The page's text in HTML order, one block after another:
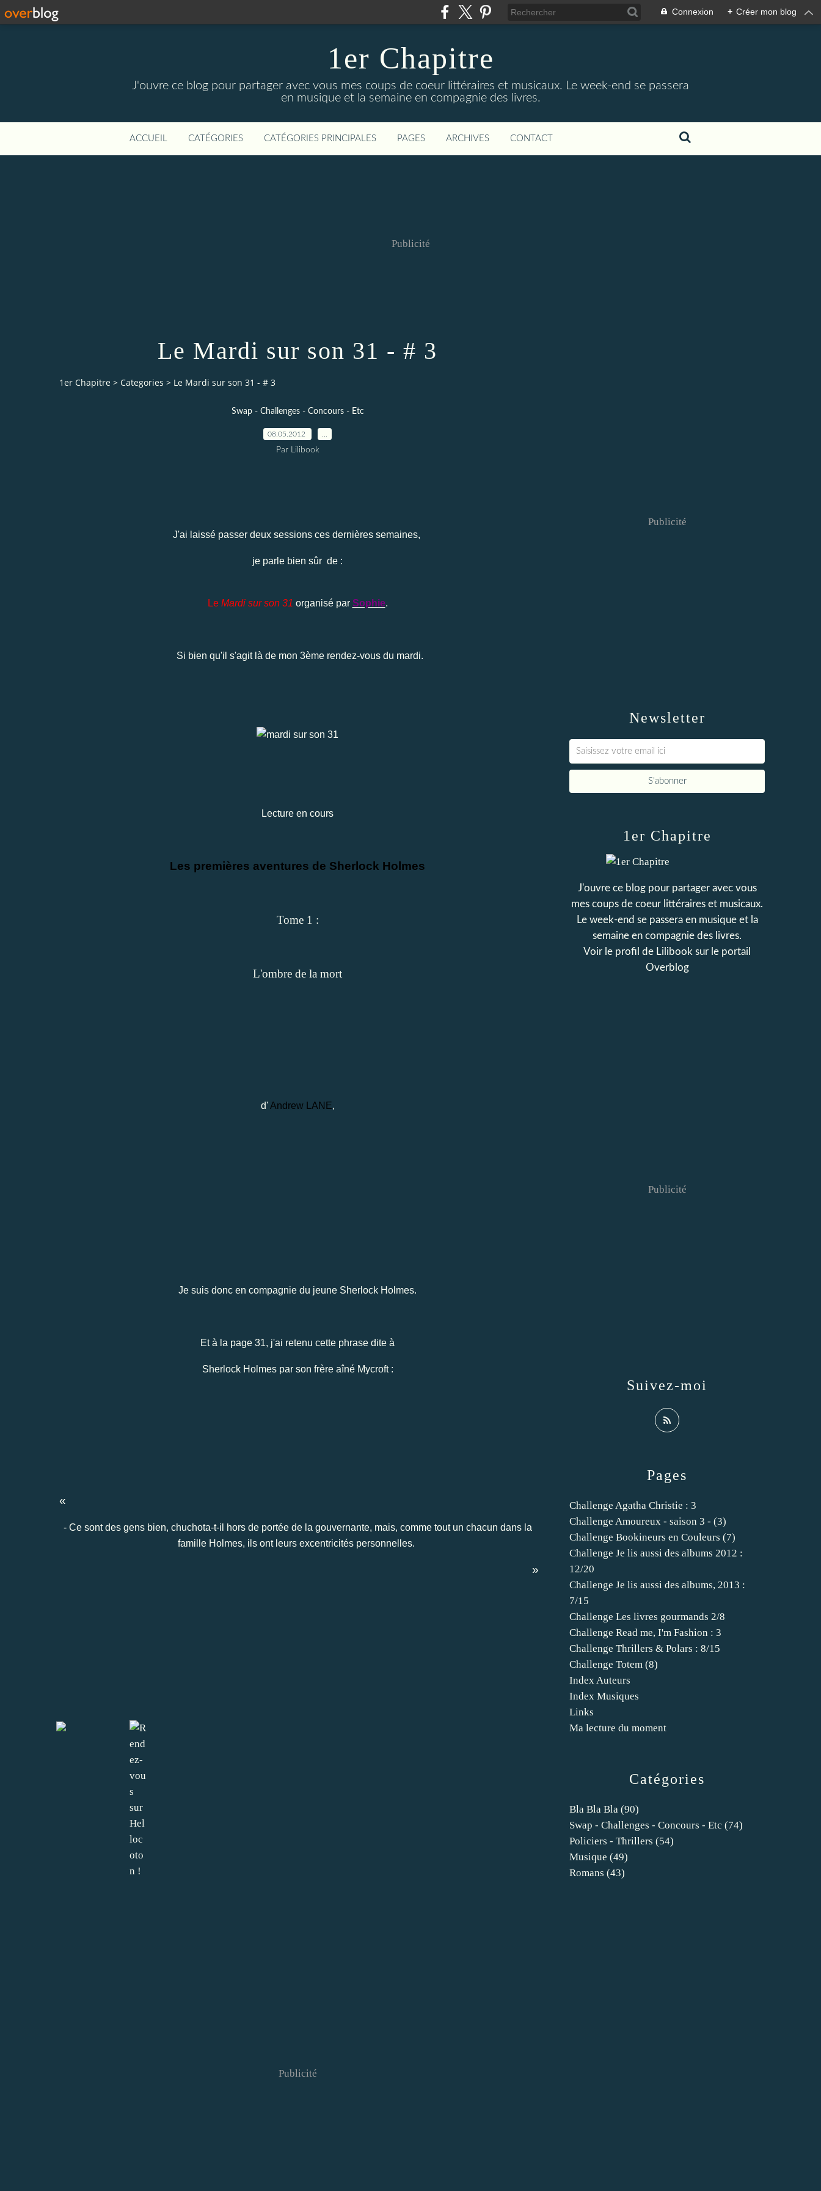
Connexion + Créer mon blog
1er Chapitre
J'ouvre ce blog pour partager avec vous mes coups de coeur littéraires et musicaux. Le week-end se passera
en musique et la semaine en compagnie des livres.
ACCUEIL CATÉGORIES CATÉGORIES PRINCIPALES PAGES ARCHIVES CONTACT
Publicité
Le Mardi sur son 31 - # 3
1er Chapitre > Categories > Le Mardi sur son 31 - # 3
Swap - Challenges - Concours - Etc
08.05.2012
Par Lilibook
J'ai laissé passer deux sessions ces dernières semaines,
je parle bien sûr de :
Le Mardi sur son 31 organisé par Sophie.
Si bien qu'il s'agit là de mon 3ème rendez-vous du mardi.
Lecture en cours
Les premières aventures de Sherlock Holmes
Tome 1 :
L'ombre de la mort
d'Andrew LANE,
Je suis donc en compagnie du jeune Sherlock Holmes.
Et à la page 31, j'ai retenu cette phrase dite à
Sherlock Holmes par son frère aîné Mycroft :
«
- Ce sont des gens bien, chuchota-t-il hors de portée de la gouvernante, mais, comme tout un chacun dans la
famille Holmes, ils ont leurs excentricités personnelles.
»
Publicité
Newsletter
Publicité
Catégories
Bla Bla Bla (90)
Swap - Challenges - Concours - Etc (74)
Policiers - Thrillers (54)
Musique (49)
Romans (43)
Pages
Challenge Agatha Christie : 3
Challenge Amoureux - saison 3 - (3)
Challenge Bookineurs en Couleurs (7)
Challenge Je lis aussi des albums 2012 :
12/20
Challenge Je lis aussi des albums, 2013 :
7/15
Challenge Les livres gourmands 2/8
Challenge Read me, I'm Fashion : 3
Challenge Thrillers & Polars : 8/15
Challenge Totem (8)
Index Auteurs
Index Musiques
Links
Ma lecture du moment
1er Chapitre
J'ouvre ce blog pour partager avec vous
mes coups de coeur littéraires et musicaux.
Le week-end se passera en musique et la
semaine en compagnie des livres.
Voir le profil de Lilibook sur le portail
Overblog
Suivez-moi
Publicité